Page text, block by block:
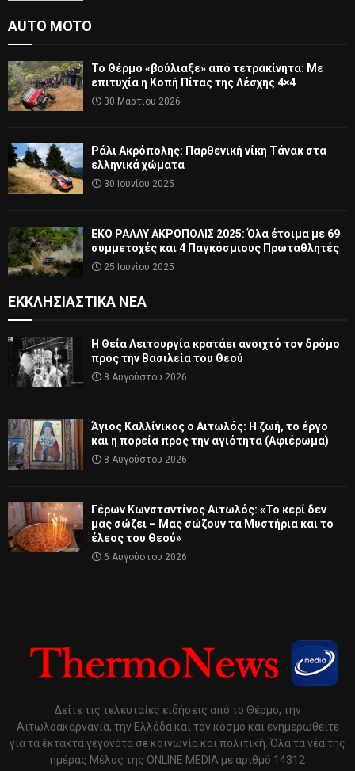
AUTO MOTO
Το Θέρμο «βούλιαξε» από τετρακίνητα: Με
επιτυχία η Κοπή Πίτας της Λέσχης 4×4
30 Μαρτίου 2026
Ράλι Ακρόπολης: Παρθενική νίκη Τάνακ στα
ελληνικά χώματα
30 Ιουνίου 2025
ΕΚΟ ΡΑΛΛΥ ΑΚΡΟΠΟΛΙΣ 2025: Όλα έτοιμα με 69
συμμετοχές και 4 Παγκόσμιους Πρωταθλητές
25 Ιουνίου 2025
ΕΚΚΛΗΣΙΑΣΤΙΚΆ ΝΈΑ
Η Θεία Λειτουργία κρατάει ανοιχτό τον δρόμο
προς την Βασιλεία του Θεού
8 Αυγούστου 2026
Άγιος Καλλίνικος ο Αιτωλός: Η ζωή, το έργο
και η πορεία προς την αγιότητα (Αφιέρωμα)
8 Αυγούστου 2026
Γέρων Κωνσταντίνος Αιτωλός: «Το κερί δεν
μας σώζει – Μας σώζουν τα Μυστήρια και το
έλεος του Θεού»
6 Αυγούστου 2026
Δείτε τις τελευταίες ειδήσεις από το Θέρμο, την
Αιτωλοακαρνανία, την Ελλάδα και τον κόσμο και ενημερωθείτε
για τα έκτακτα γεγονότα σε κοινωνία και πολιτική. Όλα τα νέα της
ημέρας Μέλος της ONLINE MEDIA με αριθμό 14312